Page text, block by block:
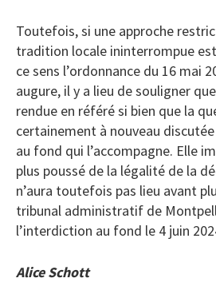
Toutefois, si une approche
tradition locale ininterrompue
ce sens l’ordonnance du 16 mai
augure, il y a lieu de souligner
rendue en référé si bien que la
certainement à nouveau
au fond qui l’accompagne. Elle
plus poussé de la légalité de la
n’aura toutefois pas lieu avant
tribunal administratif de
l’interdiction au fond le 4 juin
Alice Schott